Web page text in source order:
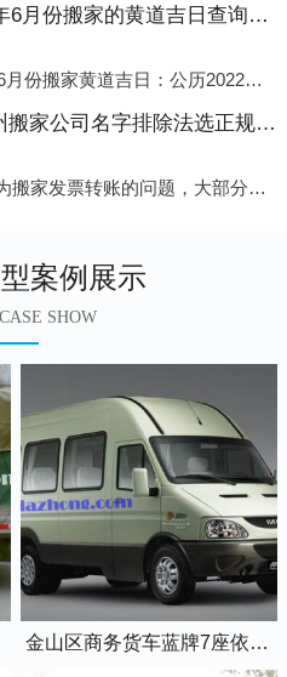
金山区2022年6月份搬家的黄道吉日查询大全一览表哪天适合搬家好日子
金山区2022年6月份搬家黄道吉日：公历2022年6月1日 农历五月初三 星期三 冲兔(己卯)公历2022年6月4日 农历五月初六 星期六 冲马(壬午)公历2022年6月8日 农历五月初十 星期三 冲狗(丙
金山区从广州搬家公司名字排除法选正规公司
金山区如今因为搬家发票转账的问题，大部分搬家公司都已经注册了营业执照，早5年前基本上所谓的搬家公司都是无注册状态也就是无照营业，由于企业注册量大增所以各种企业信息展示平台如雨后春笋般遍地开花，如：天眼查，企
案例展示
SHOW
金山区商务货车蓝牌7座依维柯全顺车